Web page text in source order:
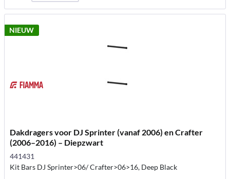
NIEUW
Dakdragers voor DJ Sprinter (vanaf 2006) en Crafter
(2006–2016) – Diepzwart
441431
Kit Bars DJ Sprinter>06/ Crafter>06>16, Deep Black